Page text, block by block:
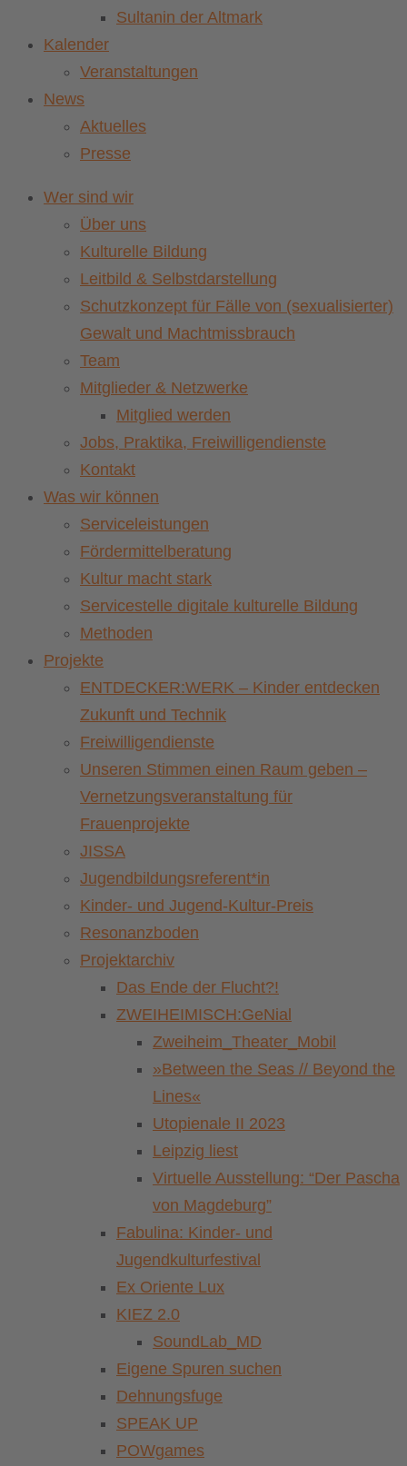
Sultanin der Altmark
Kalender
Veranstaltungen
News
Aktuelles
Presse
Wer sind wir
Über uns
Kulturelle Bildung
Leitbild & Selbstdarstellung
Schutzkonzept für Fälle von (sexualisierter)
Gewalt und Machtmissbrauch
Team
Mitglieder & Netzwerke
Mitglied werden
Jobs, Praktika, Freiwilligendienste
Kontakt
Was wir können
Serviceleistungen
Fördermittelberatung
Kultur macht stark
Servicestelle digitale kulturelle Bildung
Methoden
Projekte
ENTDECKER:WERK – Kinder entdecken
Zukunft und Technik
Freiwilligendienste
Unseren Stimmen einen Raum geben –
Vernetzungsveranstaltung für
Frauenprojekte
JISSA
Jugendbildungsreferent*in
Kinder- und Jugend-Kultur-Preis
Resonanzboden
Projektarchiv
Das Ende der Flucht?!
ZWEIHEIMISCH:GeNial
Zweiheim_Theater_Mobil
»Between the Seas // Beyond the
Lines«
Utopienale II 2023
Leipzig liest
Virtuelle Ausstellung: “Der Pascha
von Magdeburg”
Fabulina: Kinder- und
Jugendkulturfestival
Ex Oriente Lux
KIEZ 2.0
SoundLab_MD
Eigene Spuren suchen
Dehnungsfuge
SPEAK UP
POWgames